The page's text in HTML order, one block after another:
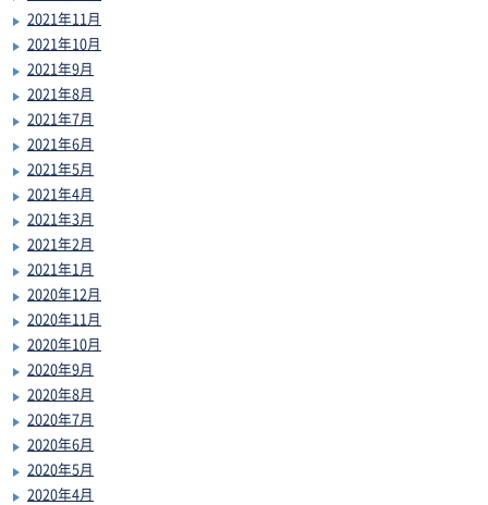
2021年11月
2021年10月
2021年9月
2021年8月
2021年7月
2021年6月
2021年5月
2021年4月
2021年3月
2021年2月
2021年1月
2020年12月
2020年11月
2020年10月
2020年9月
2020年8月
2020年7月
2020年6月
2020年5月
2020年4月